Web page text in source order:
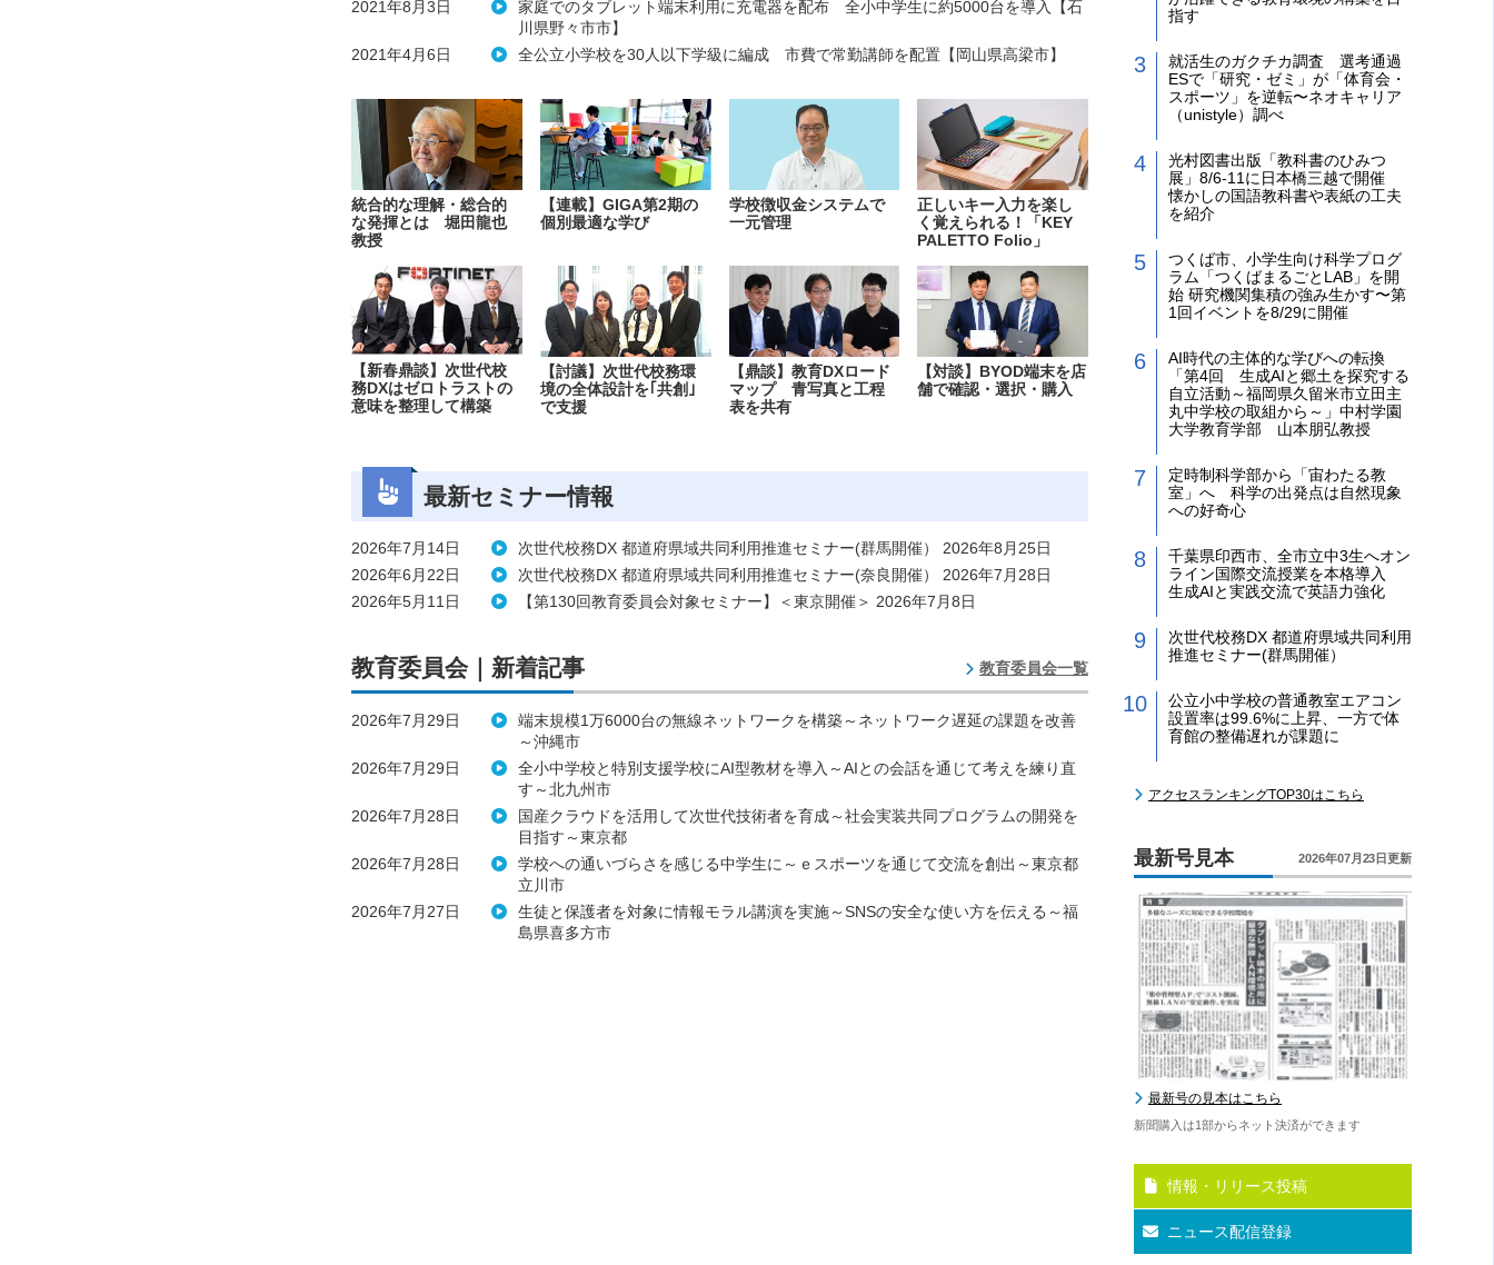
2021年8月3日
家庭でのタブレット端末利用に充電器を配布 全小中学生に約5000台を導入【石
川県野々市市】
2021年4月6日
全公立小学校を30人以下学級に編成 市費で常勤講師を配置【岡山県高梁市】
統合的な理解・総合的
な発揮とは 堀田龍也
教授
【連載】GIGA第2期の
個別最適な学び
学校徴収金システムで
一元管理
正しいキー入力を楽し
く覚えられる！「KEY
PALETTO Folio」
【新春鼎談】次世代校
務DXはゼロトラストの
意味を整理して構築
【討議】次世代校務環
境の全体設計を｢共創｣
で支援
【鼎談】教育DXロード
マップ 青写真と工程
表を共有
【対談】BYOD端末を店
舗で確認・選択・購入
最新セミナー情報
2026年7月14日
次世代校務DX 都道府県域共同利用推進セミナー(群馬開催） 2026年8月25日
2026年6月22日
次世代校務DX 都道府県域共同利用推進セミナー(奈良開催） 2026年7月28日
2026年5月11日
【第130回教育委員会対象セミナー】＜東京開催＞ 2026年7月8日
教育委員会｜新着記事 教育委員会一覧
2026年7月29日
端末規模1万6000台の無線ネットワークを構築～ネットワーク遅延の課題を改善
～沖縄市
2026年7月29日
全小中学校と特別支援学校にAI型教材を導入～AIとの会話を通じて考えを練り直
す～北九州市
2026年7月28日
国産クラウドを活用して次世代技術者を育成～社会実装共同プログラムの開発を
目指す～東京都
2026年7月28日
学校への通いづらさを感じる中学生に～ｅスポーツを通じて交流を創出～東京都
立川市
2026年7月27日
生徒と保護者を対象に情報モラル講演を実施～SNSの安全な使い方を伝える～福
島県喜多方市
指す
就活生のガクチカ調査 選考通過
ESで「研究・ゼミ」が「体育会・
スポーツ」を逆転〜ネオキャリア
（unistyle）調べ
光村図書出版「教科書のひみつ
展」8/6-11に日本橋三越で開催
懐かしの国語教科書や表紙の工夫
を紹介
つくば市、小学生向け科学プログ
ラム「つくばまるごとLAB」を開
始 研究機関集積の強み生かす〜第
1回イベントを8/29に開催
AI時代の主体的な学びへの転換
「第4回 生成AIと郷土を探究する
自立活動～福岡県久留米市立田主
丸中学校の取組から～」中村学園
大学教育学部 山本朋弘教授
定時制科学部から「宙わたる教
室」へ 科学の出発点は自然現象
への好奇心
千葉県印西市、全市立中3生へオン
ライン国際交流授業を本格導入
生成AIと実践交流で英語力強化
次世代校務DX 都道府県域共同利用
推進セミナー(群馬開催）
公立小中学校の普通教室エアコン
設置率は99.6%に上昇、一方で体
育館の整備遅れが課題に
アクセスランキングTOP30はこちら
最新号見本 2026年07月23日更新
最新号の見本はこちら
新聞購入は1部からネット決済ができます
情報・リリース投稿
ニュース配信登録